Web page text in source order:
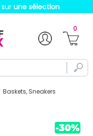
sur une sélection
0
Baskets, Sneakers